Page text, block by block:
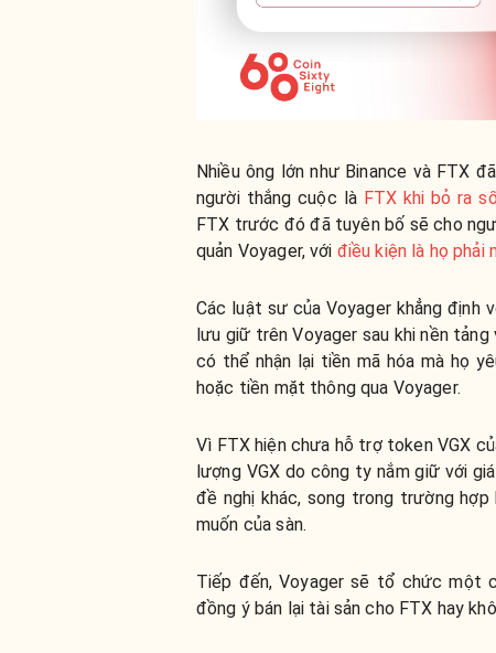
Nhiều ông lớn như Binance và FTX
người thắng cuộc là FTX khi bỏ ra
FTX trước đó đã tuyên bố sẽ cho
quản Voyager, với điều kiện là họ phải
Các luật sư của Voyager khẳng định
lưu giữ trên Voyager sau khi nền
có thể nhận lại tiền mã hóa mà họ
hoặc tiền mặt thông qua Voyager.
Vì FTX hiện chưa hỗ trợ token VGX
lượng VGX do công ty nắm giữ với
đề nghị khác, song trong trường
muốn của sàn.
Tiếp đến, Voyager sẽ tổ chức một
đồng ý bán lại tài sản cho FTX hay